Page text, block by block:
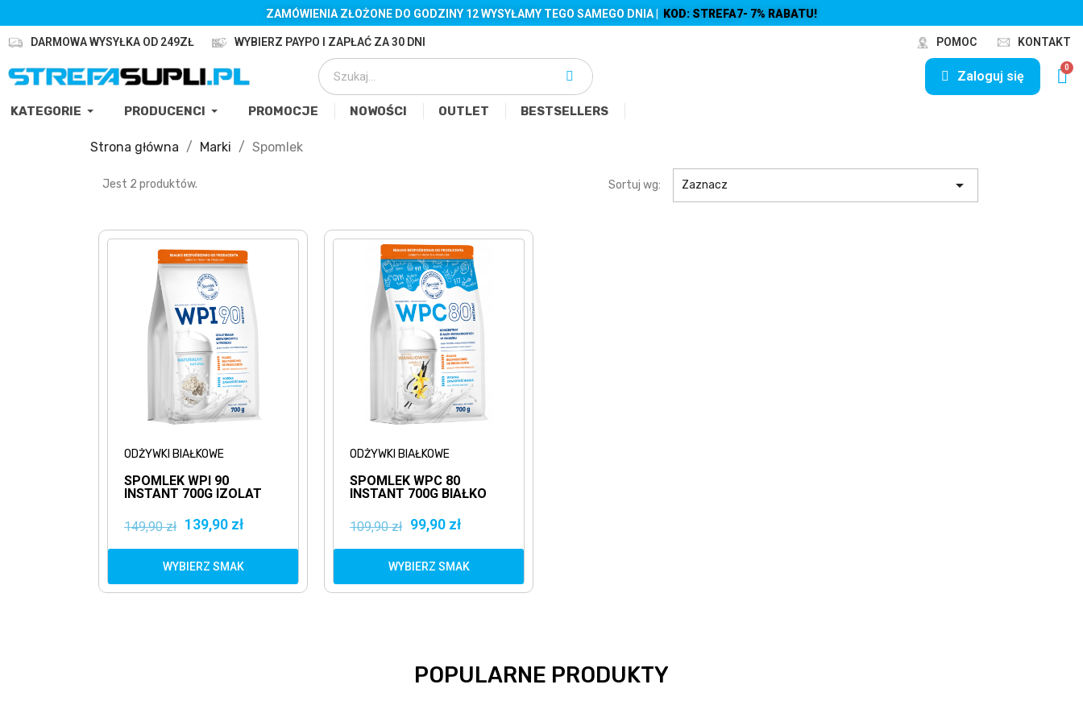
ZAMÓWIENIA ZŁOŻONE DO GODZINY 12 WYSYŁAMY TEGO SAMEGO DNIA | KOD: STREFA7- 7% RABATU!
DARMOWA WYSYŁKA OD 249ZŁ WYBIERZ PAYPO I ZAPŁAĆ ZA 30 DNI POMOC KONTAKT
Zaloguj się
KATEGORIE PRODUCENCI PROMOCJE NOWOŚCI OUTLET BESTSELLERS
Strona główna Marki Spomlek
Jest 2 produktów. Sortuj wg: Zaznacz 
ODŻYWKI BIAŁKOWE
SPOMLEK WPI 90
INSTANT 700G IZOLAT
149,90 zł 139,90 zł
WYBIERZ SMAK
ODŻYWKI BIAŁKOWE
SPOMLEK WPC 80
INSTANT 700G BIAŁKO
109,90 zł 99,90 zł
WYBIERZ SMAK
POPULARNE PRODUKTY